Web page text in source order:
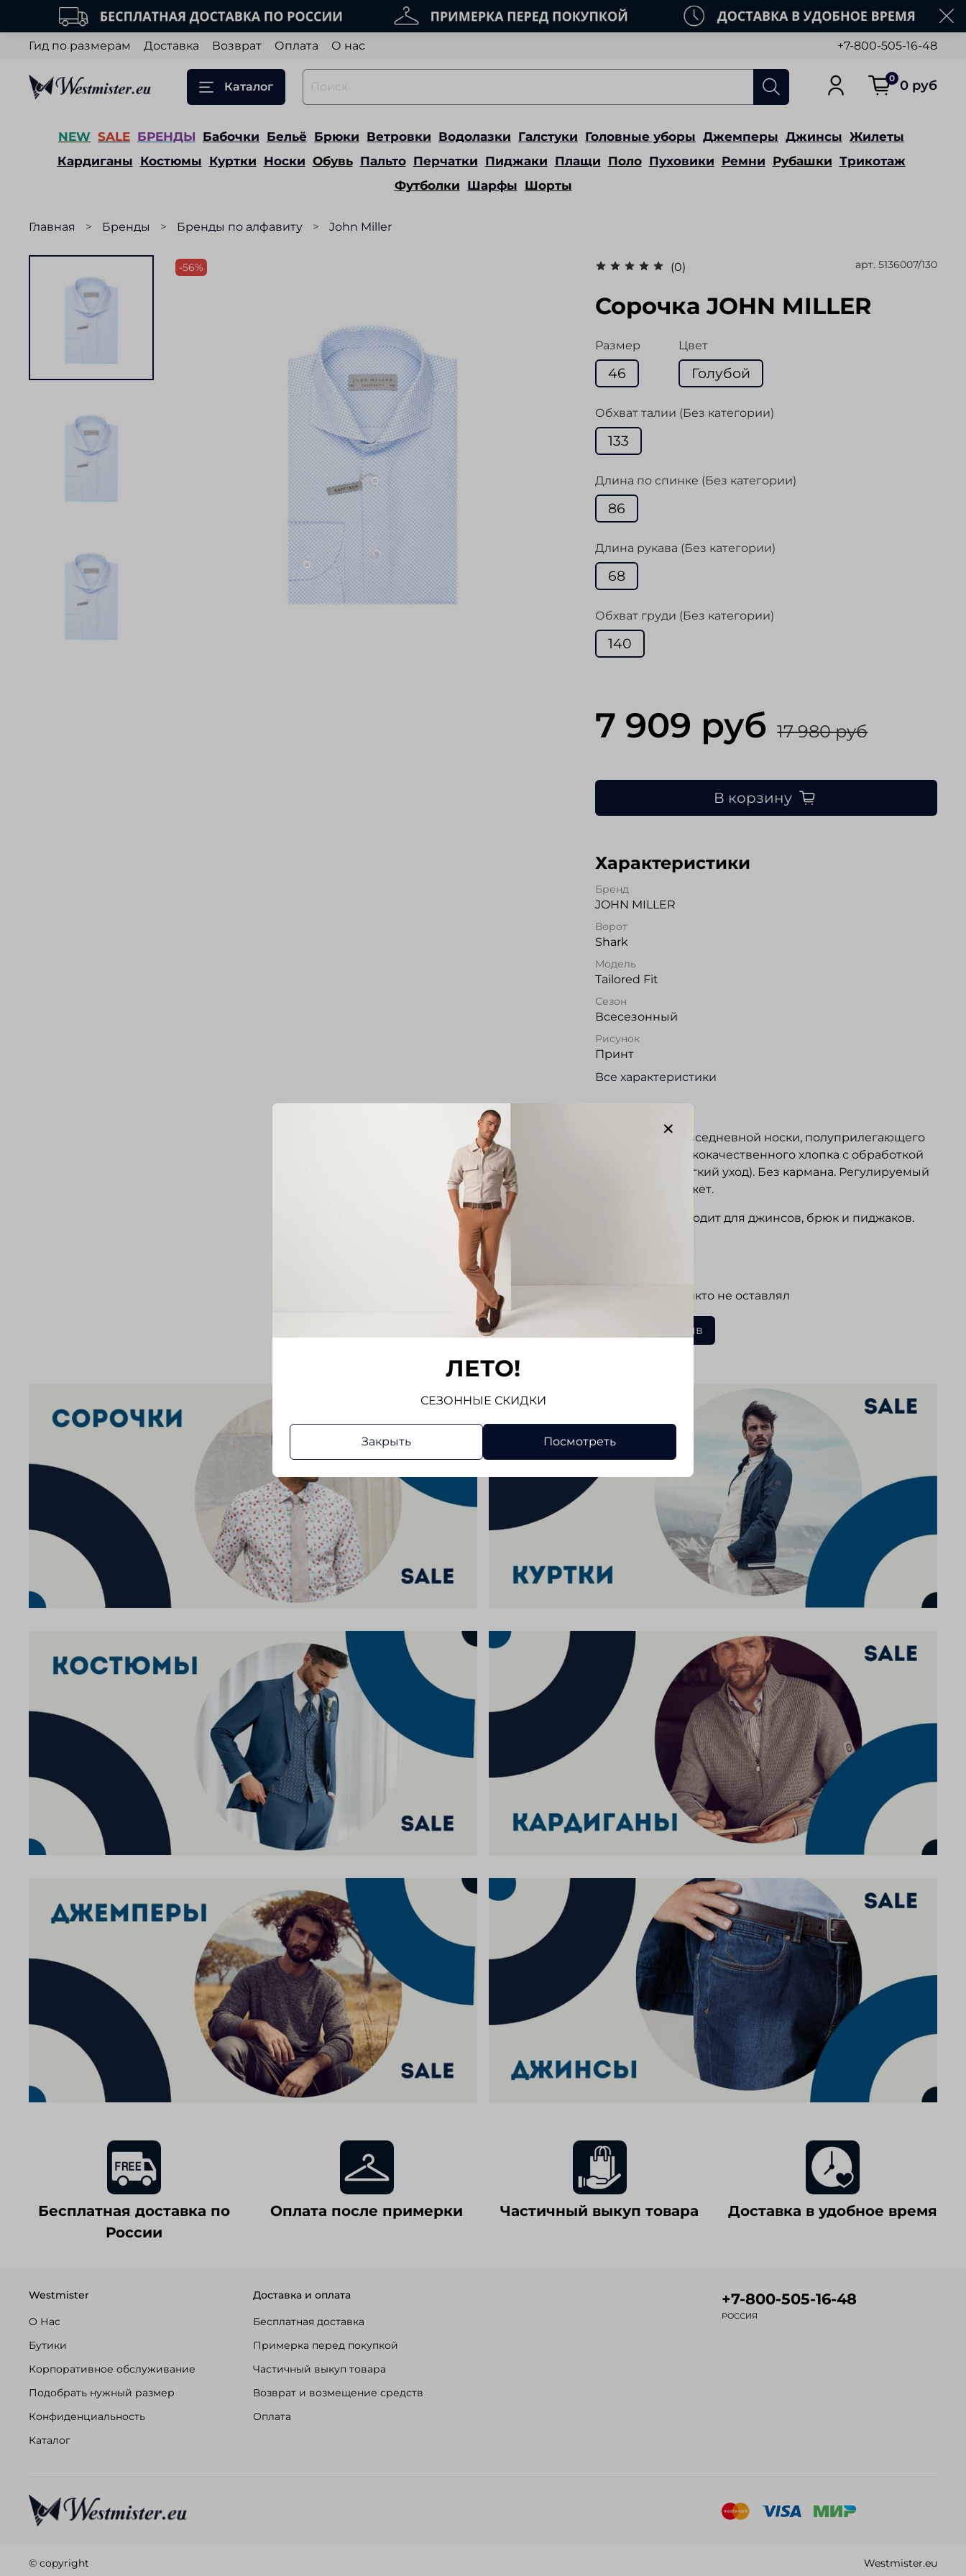
Гид по размерам Доставка Возврат Оплата О нас +7-800-505-16-48
Каталог
0 0 руб
NEW SALE БРЕНДЫ Бабочки Бельё Брюки Ветровки Водолазки Галстуки Головные уборы Джемперы Джинсы Жилеты
Кардиганы Костюмы Куртки Носки Обувь Пальто Перчатки Пиджаки Плащи Поло Пуховики Ремни Рубашки Трикотаж
Футболки Шарфы Шорты
Главная Бренды Бренды по алфавиту John Miller
-56% (0) арт. 5136007/130
Сорочка JOHN MILLER
Размер
46
Цвет
Голубой
Обхват талии (Без категории)
133
Длина по спинке (Без категории)
86
Длина рукава (Без категории)
68
Обхват груди (Без категории)
140
7 909 руб 17 980 руб
В корзину
Характеристики
Бренд
JOHN MILLER
Ворот
Shark
Модель
Tailored Fit
Сезон
Всесезонный
Рисунок
Принт
Все характеристики
Описание
Сорочка для повседневной носки, полуприлегающего
силуэта из высококачественного хлопка с обработкой
«EASY IRON» (легкий уход). Без кармана. Регулируемый
по ширине манжет.
Прекрасно подходит для джинсов, брюк и пиджаков.
Отзывов еще никто не оставлял
Написать отзыв
Бесплатная доставка по
России
Оплата после примерки Частичный выкуп товара Доставка в удобное время
Westmister
О Нас
Бутики
Корпоративное обслуживание
Подобрать нужный размер
Конфиденциальность
Каталог
Доставка и оплата
Бесплатная доставка
Примерка перед покупкой
Частичный выкуп товара
Возврат и возмещение средств
Оплата
+7-800-505-16-48
РОССИЯ
© copyright Westmister.eu
ЛЕТО!
СЕЗОННЫЕ СКИДКИ
Закрыть Посмотреть